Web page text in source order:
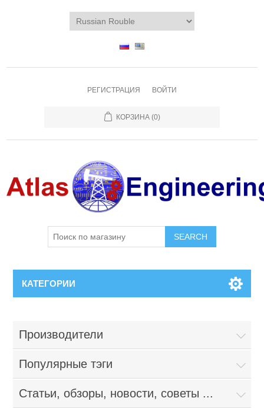
РЕГИСТРАЦИЯ ВОЙТИ
КОРЗИНА (0)
КАТЕГОРИИ
Производители
Популярные тэги
Статьи, обзоры, новости, советы ...